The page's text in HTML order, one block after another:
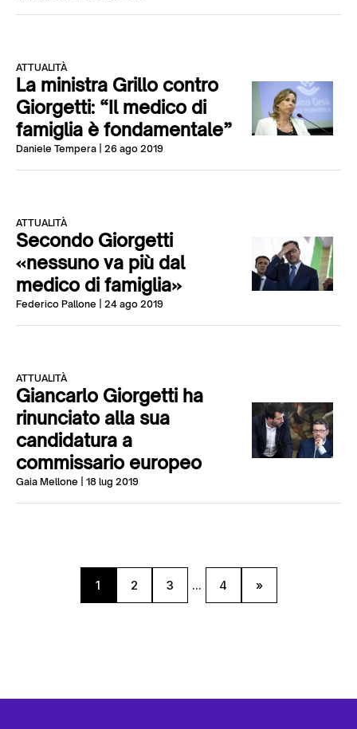
ATTUALITÀ
La ministra Grillo contro
Giorgetti: “Il medico di
famiglia è fondamentale”
Daniele Tempera | 26 ago 2019
ATTUALITÀ
Secondo Giorgetti
«nessuno va più dal
medico di famiglia»
Federico Pallone | 24 ago 2019
ATTUALITÀ
Giancarlo Giorgetti ha
rinunciato alla sua
candidatura a
commissario europeo
Gaia Mellone | 18 lug 2019
1 2 3 ... 4 »